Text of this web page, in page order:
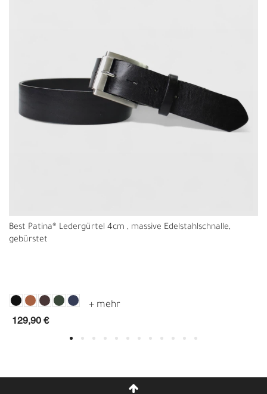
Best Patina® Ledergürtel 4cm , massive Edelstahlschnalle,
gebürstet
129,90 €